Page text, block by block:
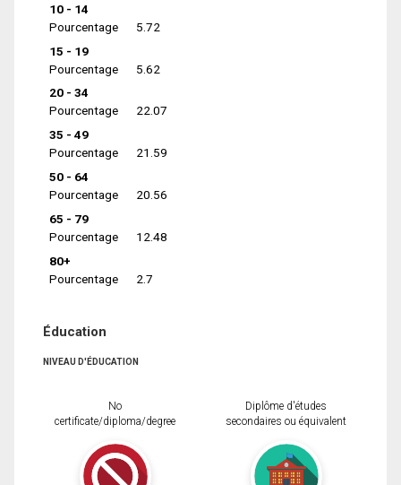
10 - 14
Pourcentage
5.72
15 - 19
Pourcentage
5.62
20 - 34
Pourcentage
22.07
35 - 49
Pourcentage
21.59
50 - 64
Pourcentage
20.56
65 - 79
Pourcentage
12.48
80+
Pourcentage
2.7
Éducation
NIVEAU D'ÉDUCATION
No
certificate/diploma/degree
Diplôme d'études
secondaires ou équivalent